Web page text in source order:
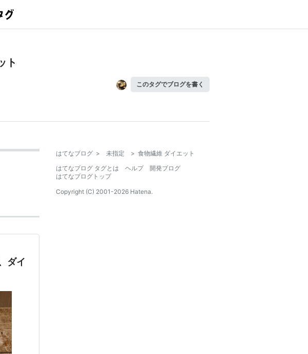
ト
このタグでブログを書く
ダイ
はてなブログ > 未指定 > 食物繊維 ダイエット
はてなブログ タグとは
ヘルプ
開発ブログ
はてなブログトップ
Copyright (C) 2001-2026 Hatena.